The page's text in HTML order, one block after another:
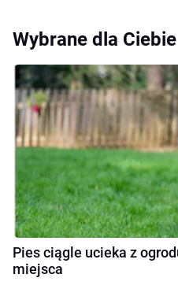
Wybrane dla Ciebie
Pies ciągle ucieka z
miejsca